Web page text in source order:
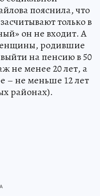
пояснила, что
только в
он не входит. А
родившие
на пенсию в 50
не менее 20 лет, а
– не меньше 12 лет
районах).